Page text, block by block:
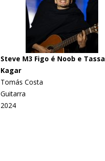
Steve M3 Figo é Noob e Tassa
Kagar
Tomás Costa
Guitarra
2024